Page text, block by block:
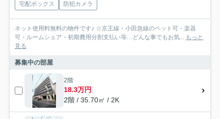
宅配ボックス
防犯カメラ
ネット使用料無料の物件です♪ ☆京王線・小田急線のペット可・楽器
可・ルームシェア・初期費用分割支払い等…どんな事でもお気... もっと
見る
募集中の部屋
2階
18.3万円
2階 / 35.70㎡ / 2K